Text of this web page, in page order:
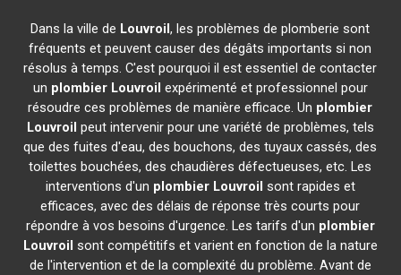
Dans la ville de Louvroil, les problèmes de plomberie sont
fréquents et peuvent causer des dégâts importants si non
résolus à temps. C'est pourquoi il est essentiel de contacter
un plombier Louvroil expérimenté et professionnel pour
résoudre ces problèmes de manière efficace. Un plombier
Louvroil peut intervenir pour une variété de problèmes, tels
que des fuites d'eau, des bouchons, des tuyaux cassés, des
toilettes bouchées, des chaudières défectueuses, etc. Les
interventions d'un plombier Louvroil sont rapides et
efficaces, avec des délais de réponse très courts pour
répondre à vos besoins d'urgence. Les tarifs d'un plombier
Louvroil sont compétitifs et varient en fonction de la nature
de l'intervention et de la complexité du problème. Avant de